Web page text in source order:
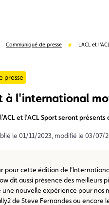
Contrat de vente
Communiqué de presse L'ACL et
presse
à l'international
et l’ACL Sport seront
le 01/11/2023, modifié le 03/07/
cette édition de
dit aussi présence des meilleurs
nouvelle expérience pour nos
de Steve Fernandes ou encore